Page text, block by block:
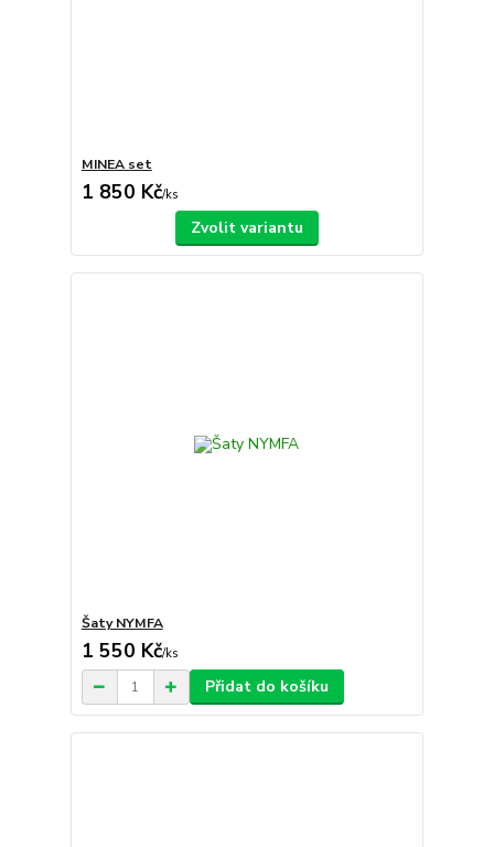
MINEA set
1 850 Kč/ks
Zvolit variantu
Šaty NYMFA
1 550 Kč/ks
Přidat do košíku